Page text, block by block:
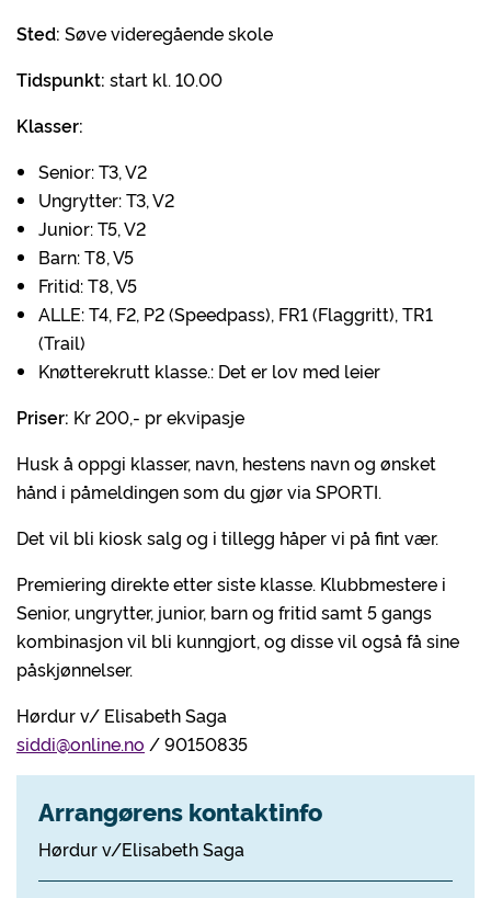
Sted: Søve videregående skole
Tidspunkt: start kl. 10.00
Klasser:
Senior: T3, V2
Ungrytter: T3, V2
Junior: T5, V2
Barn: T8, V5
Fritid: T8, V5
ALLE: T4, F2, P2 (Speedpass), FR1 (Flaggritt), TR1
(Trail)
Knøtterekrutt klasse.: Det er lov med leier
Priser: Kr 200,- pr ekvipasje
Husk å oppgi klasser, navn, hestens navn og ønsket
hånd i påmeldingen som du gjør via SPORTI.
Det vil bli kiosk salg og i tillegg håper vi på fint vær.
Premiering direkte etter siste klasse. Klubbmestere i
Senior, ungrytter, junior, barn og fritid samt 5 gangs
kombinasjon vil bli kunngjort, og disse vil også få sine
påskjønnelser.
Hørdur v/ Elisabeth Saga
siddi@online.no / 90150835
Arrangørens kontaktinfo
Hørdur v/Elisabeth Saga